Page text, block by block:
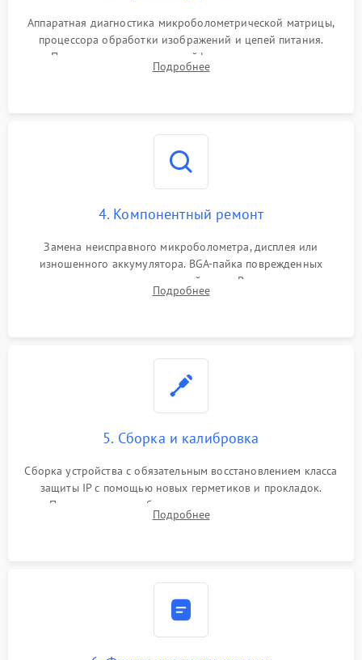
Аппаратная диагностика микроболометрической матрицы,
процессора обработки изображений и цепей питания.
Проверка целостности шлейфов, модуля памяти и
интерфейсов связи. Выявление сгоревших SMD-компонентов
Подробнее
4. Компонентный ремонт
Замена неисправного микроболометра, дисплея или
изношенного аккумулятора. BGA-пайка поврежденных
контроллеров на материнской плате. Восстановление
разъемов и кнопок, замена поврежденных элементов
Подробнее
5. Сборка и калибровка
Сборка устройства с обязательным восстановлением класса
защиты IP с помощью новых герметиков и прокладок.
Программная калибровка матрицы по эталонному
абсолютно черному телу для точного измерения температур.
Подробнее